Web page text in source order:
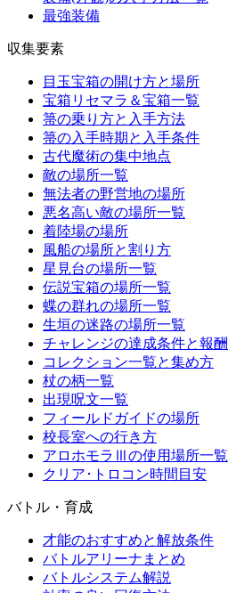
最強装備
収集要素
目玉宝箱の開け方と場所
宝箱リセマラ＆宝箱一覧
箒の乗り方と入手方法
箒の入手時期と入手条件
古代魔術の集中地点
敵の場所一覧
無法者の野営地の場所
悪名高い敵の場所一覧
着陸場の場所
風船の場所と割り方
星見台の場所一覧
伝説宝箱の場所一覧
蝶の群れの場所一覧
生垣の迷路の場所一覧
チャレンジの達成条件と報酬
コレクション一覧と集め方
杖の柄一覧
出現呪文一覧
フィールドガイドの場所
校長室への行き方
アロホモラⅢの使用場所一覧
クリア･トロコン時間目安
バトル・育成
才能のおすすめと解放条件
バトルアリーナまとめ
バトルシステム解説